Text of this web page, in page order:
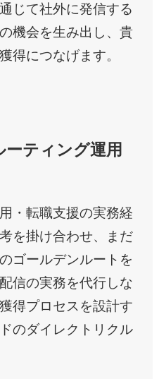
じて社外に発信する
機会を生み出し、貴
得につなげます。
ティング運用
・転職支援の実務経
を掛け合わせ、まだ
ゴールデンルートを
信の実務を代行しな
得プロセスを設計す
のダイレクトリクル